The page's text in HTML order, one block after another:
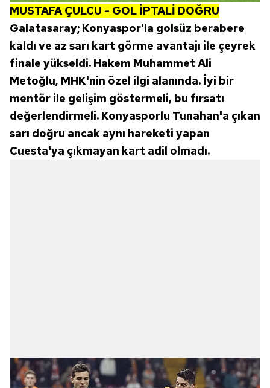
MUSTAFA ÇULCU - GOL İPTALİ DOĞRU
Galatasaray; Konyaspor'la golsüz berabere
kaldı ve az sarı kart görme avantajı ile çeyrek
finale yükseldi. Hakem Muhammet Ali
Metoğlu, MHK'nin özel ilgi alanında. İyi bir
mentör ile gelişim göstermeli, bu fırsatı
değerlendirmeli. Konyasporlu Tunahan'a çıkan
sarı doğru ancak aynı hareketi yapan
Cuesta'ya çıkmayan kart adil olmadı.